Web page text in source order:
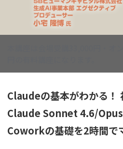
Claudeの基本がわかる！
Claude Sonnet 4.6/
Coworkの基礎を2時間で